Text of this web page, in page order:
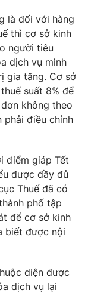
là đối với hàng
thì cơ sở kinh
người tiêu
dịch vụ mình
gia tăng. Cơ sở
suất 8% để
không theo
phải điều chỉnh
điểm giáp Tết
được đầy đủ
Thuế đã có
phố tập
để cơ sở kinh
biết được nội
diện được
dịch vụ lại